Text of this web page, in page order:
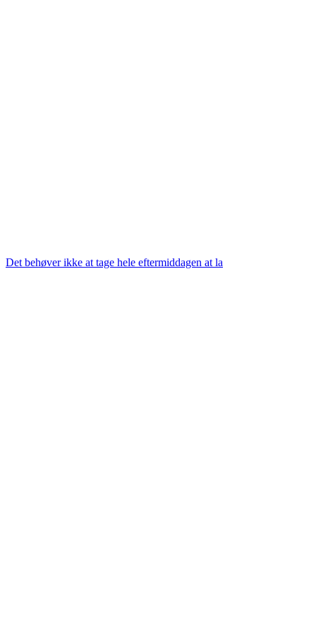
Det behøver ikke at tage hele eftermiddagen at la